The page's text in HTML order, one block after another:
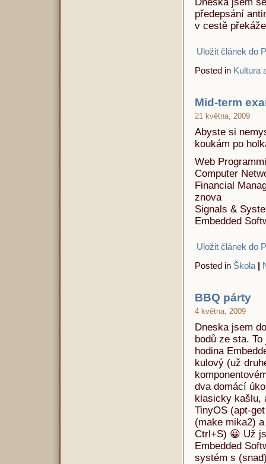
předepsání
v cestě
Uložit článek do
Posted in Kultura
Mid-term
21 května, 2009
Abyste si
koukám po
Web
Computer
Financial
znova
Signals &
Embedded
Uložit článek do
Posted in Škola |
BBQ párty
4 května, 2009
Dneska jsem
bodů ze sta.
hodina
kulový (už
dva domácí
klasicky kašlu,
TinyOS (apt-
(make mika2)
Ctrl+S) 😀 Už
Embedded
systém s